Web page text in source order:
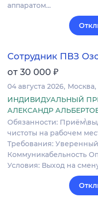
аппаратом…
Сотрудник ПВЗ
от 30 000 ₽
04 августа 2026 Москва
ИНДИВИДУАЛЬНЫЙ
АЛЕКСАНДР
Обязанности:
чистоты на рабочем
Требования:
Коммуникабельность
Условия: Выход на